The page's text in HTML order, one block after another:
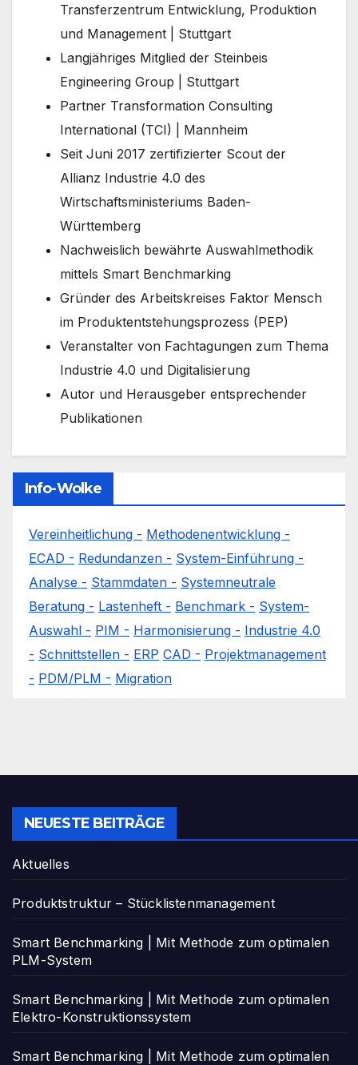
Transferzentrum Entwicklung, Produktion
und Management | Stuttgart
Langjähriges Mitglied der Steinbeis
Engineering Group | Stuttgart
Partner Transformation Consulting
International (TCI) | Mannheim
Seit Juni 2017 zertifizierter Scout der
Allianz Industrie 4.0 des
Wirtschaftsministeriums Baden-
Württemberg
Nachweislich bewährte Auswahlmethodik
mittels Smart Benchmarking
Gründer des Arbeitskreises Faktor Mensch
im Produktentstehungsprozess (PEP)
Veranstalter von Fachtagungen zum Thema
Industrie 4.0 und Digitalisierung
Autor und Herausgeber entsprechender
Publikationen
Info-Wolke
Vereinheitlichung - Methodenentwicklung -
ECAD - Redundanzen - System-Einführung -
Analyse - Stammdaten - Systemneutrale
Beratung - Lastenheft - Benchmark - System-
Auswahl - PIM - Harmonisierung - Industrie 4.0
- Schnittstellen - ERP CAD - Projektmanagement
- PDM/PLM - Migration
NEUESTE BEITRÄGE
Aktuelles
Produktstruktur – Stücklistenmanagement
Smart Benchmarking | Mit Methode zum optimalen
PLM-System
Smart Benchmarking | Mit Methode zum optimalen
Elektro-Konstruktionssystem
Smart Benchmarking | Mit Methode zum optimalen